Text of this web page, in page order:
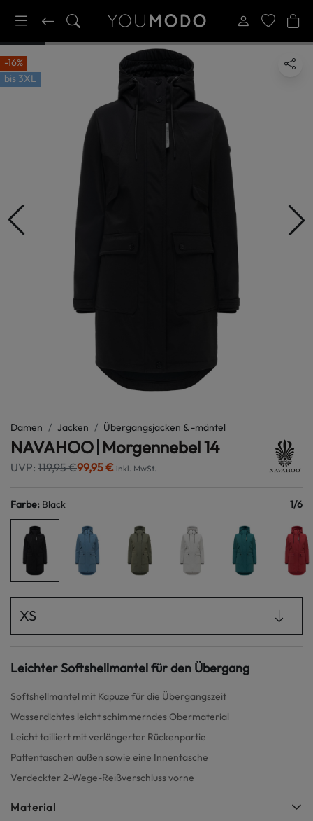
-16%
bis 3XL
Damen Jacken Übergangsjacken & -mäntel
NAVAHOO Morgennebel 14
UVP: 119,95 €99,95 € inkl. MwSt.
Farbe: Black 1/6
XS
Leichter Softshellmantel für den Übergang
Softshellmantel mit Kapuze für die Übergangszeit
Wasserdichtes leicht schimmerndes Obermaterial
Leicht tailliert mit verlängerter Rückenpartie
Pattentaschen außen sowie eine Innentasche
Verdeckter 2-Wege-Reißverschluss vorne
Material